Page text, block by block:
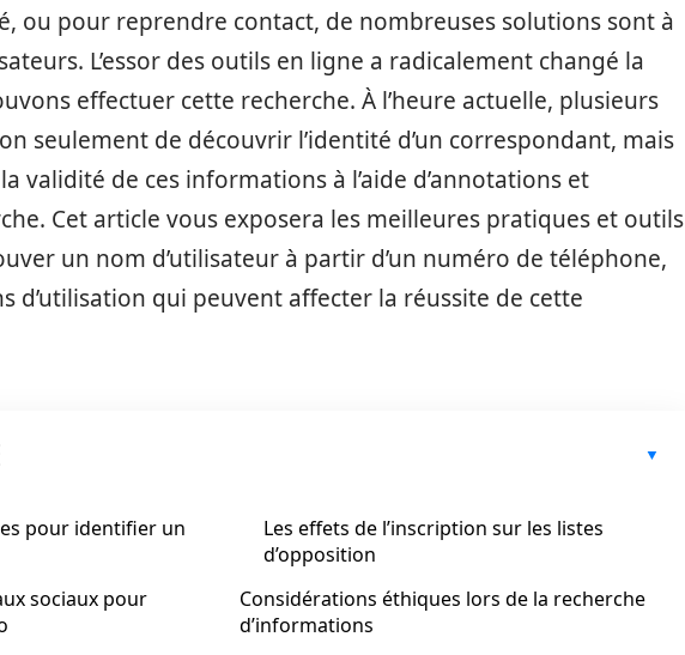
ou pour reprendre contact, de nombreuses solutions sont à
L’essor des outils en ligne a radicalement changé la
effectuer cette recherche. À l’heure actuelle, plusieurs
seulement de découvrir l’identité d’un correspondant, mais
validité de ces informations à l’aide d’annotations et
Cet article vous exposera les meilleures pratiques et outils
un nom d’utilisateur à partir d’un numéro de téléphone,
d’utilisation qui peuvent affecter la réussite de cette
pour identifier un
sociaux pour
Les effets de l’inscription sur les listes
d’opposition
Considérations éthiques lors de la recherche
d’informations